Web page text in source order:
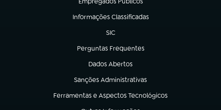
(abre em nova aba)
Informações Classificadas
(abre em nova aba)
SIC
(abre em nova aba)
Perguntas Frequentes
(abre em nova aba)
Dados Abertos
(abre em nova aba)
Sanções Administrativas
(abre em nova aba)
Ferramentas e Aspectos Tecnológicos
(abre em nova aba)